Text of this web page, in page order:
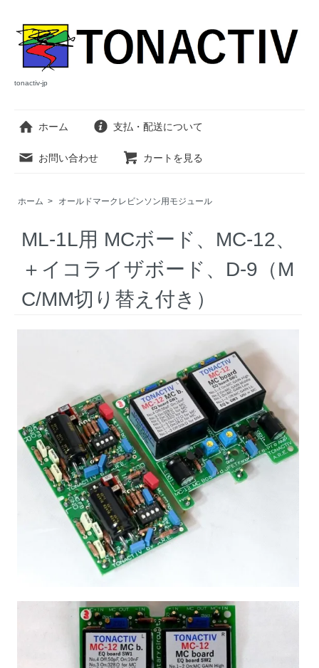
tonactiv-jp
ホーム 支払・配送について
お問い合わせ カートを見る
ホーム > オールドマークレビンソン用モジュール
ML-1L用 MCボード、MC-12、
＋イコライザボード、D-9（M
C/MM切り替え付き）